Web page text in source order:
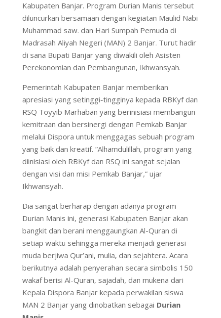
Kabupaten Banjar. Program Durian Manis tersebut
diluncurkan bersamaan dengan kegiatan Maulid Nabi
Muhammad saw. dan Hari Sumpah Pemuda di
Madrasah Aliyah Negeri (MAN) 2 Banjar. Turut hadir
di sana Bupati Banjar yang diwakili oleh Asisten
Perekonomian dan Pembangunan, Ikhwansyah.
Pemerintah Kabupaten Banjar memberikan
apresiasi yang setinggi-tingginya kepada RBKyf dan
RSQ Toyyib Marhaban yang berinisiasi membangun
kemitraan dan bersinergi dengan Pemkab Banjar
melalui Dispora untuk menggagas sebuah program
yang baik dan kreatif. “Alhamdulillah, program yang
diinisiasi oleh RBKyf dan RSQ ini sangat sejalan
dengan visi dan misi Pemkab Banjar,” ujar
Ikhwansyah.
Dia sangat berharap dengan adanya program
Durian Manis ini, generasi Kabupaten Banjar akan
bangkit dan berani menggaungkan Al-Quran di
setiap waktu sehingga mereka menjadi generasi
muda berjiwa Qur’ani, mulia, dan sejahtera. Acara
berikutnya adalah penyerahan secara simbolis 150
wakaf berisi Al-Quran, sajadah, dan mukena dari
Kepala Dispora Banjar kepada perwakilan siswa
MAN 2 Banjar yang dinobatkan sebagai Durian